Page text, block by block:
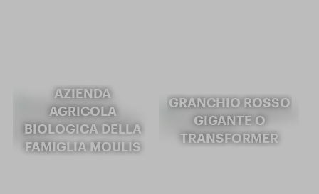
AZIENDA
AGRICOLA
BIOLOGICA DELLA
FAMIGLIA MOULIS
GRANCHIO ROSSO
GIGANTE O
TRANSFORMER